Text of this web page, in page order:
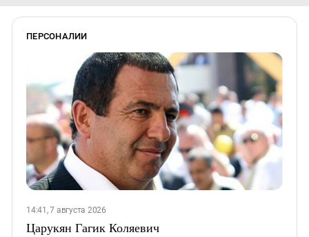
ПЕРСОНАЛИИ
14:41, 7 августа 2026
Царукян Гагик Коляевич